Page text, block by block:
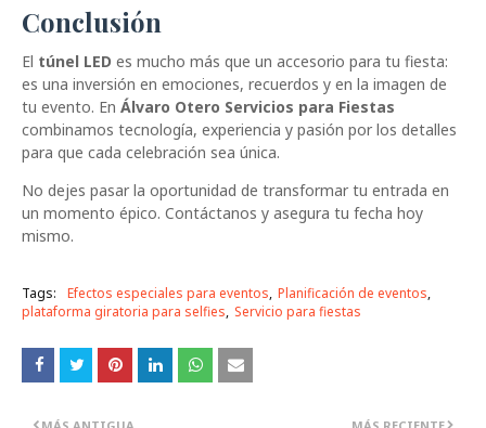
Conclusión
El túnel LED es mucho más que un accesorio para tu fiesta:
es una inversión en emociones, recuerdos y en la imagen de
tu evento. En Álvaro Otero Servicios para Fiestas
combinamos tecnología, experiencia y pasión por los detalles
para que cada celebración sea única.
No dejes pasar la oportunidad de transformar tu entrada en
un momento épico. Contáctanos y asegura tu fecha hoy
mismo.
Tags: Efectos especiales para eventos Planificación de eventos
plataforma giratoria para selfies Servicio para fiestas